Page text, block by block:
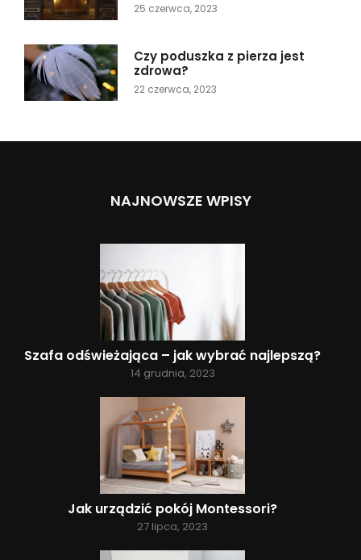
25 czerwca, 2023
Czy poduszka z pierza jest
zdrowa?
22 czerwca, 2023
NAJNOWSZE WPISY
Szafa odświeżająca – jak wybrać najlepszą?
14 grudnia, 2023
Jak urządzić pokój Montessori?
27 lipca, 2023